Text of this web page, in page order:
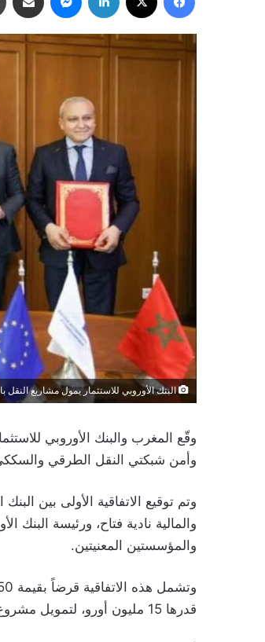
البنك الأوروبي للاستثمار يمول مشاريع النقل بالمغرب
وأمن شبكتي النقل الطرقي
وتم توقيع الاتفاقية الأولى بين
والمالية نادية فتاح، ورئيسة البنك
والمؤسستين المعنيتين.
قدرها 15 مليون أورو، لتمويل مشروع إعادة تأهيل البنية التحتية السككية.